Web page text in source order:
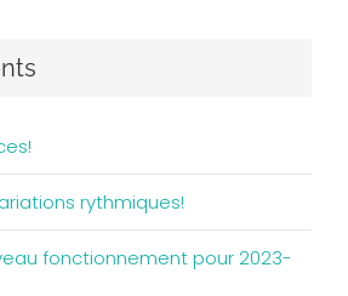
rythmiques!
fonctionnement pour 2023-